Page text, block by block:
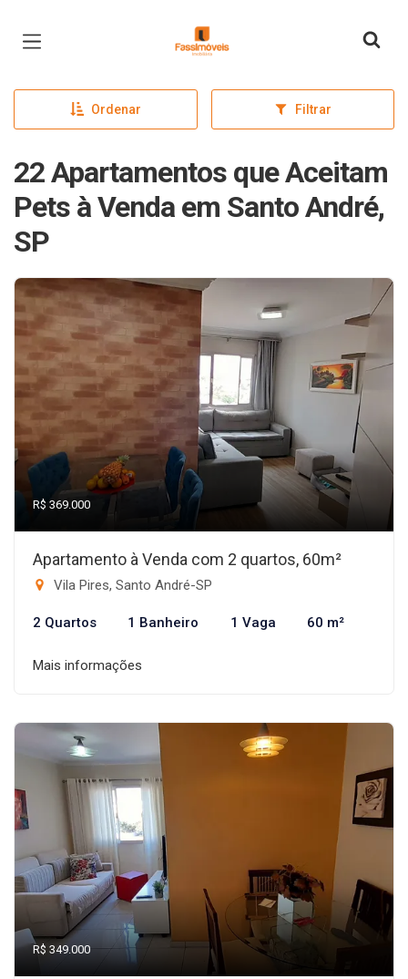
Página inicial
Ordenar Filtrar
22 Apartamentos que Aceitam
Pets à Venda em Santo André,
SP
R$ 369.000
Apartamento à Venda com 2 quartos, 60m²
Vila Pires, Santo André-SP
2 Quartos 1 Banheiro 1 Vaga 60 m²
Mais informações
R$ 349.000